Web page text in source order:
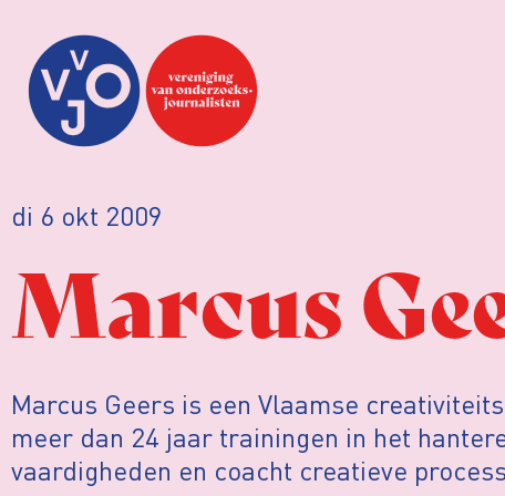
di 6 okt 2009
Marcus
Marcus Geers is een Vlaamse
meer dan 24 jaar trainingen in het
vaardigheden en coacht creatieve